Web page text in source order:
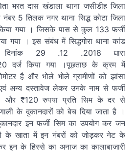
भरत दास खंडाला थाना जसीडीह जिला
नंबर 5 तिलक नगर थाना सिद्ध कोटा जिला
किया गया । जिसके पास से कुल 133 फर्जी
गया । इस संबंध में सिद्धगोरा थाना कांड
29 .12 .2018 धारा
दर्ज किया गया ।पूछताछ के क्रम में
है और भोले भोले ग्रामीणों को झांसा
अन्य दस्तावेज लेकर उनके नाम से फर्जी
और ₹120 रुपया प्रति सिम के दर से
के दुकानदारों को बेच दिया जाता है ।
इन फर्जी सिम का उपयोग कर जन
के खाता में इन नंबरों को जोड़कर नेट के
इन के हिस्से का अनाज का कालाबाजारी